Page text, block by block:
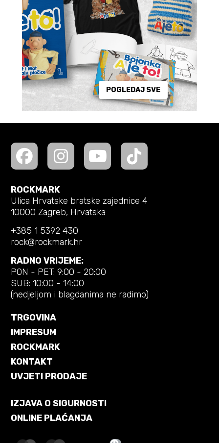
POGLEDAJ SVE
ROCKMARK
Ulica Hrvatske bratske zajednice 4
10000 Zagreb, Hrvatska
+385 1 5392 430
rock@rockmark.hr
RADNO VRIJEME:
PON - PET: 9:00 - 20:00
SUB: 10:00 - 14:00
(nedjeljom i blagdanima ne radimo)
TRGOVINA
IMPRESUM
ROCKMARK
KONTAKT
UVJETI PRODAJE
IZJAVA O SIGURNOSTI
ONLINE PLAĆANJA